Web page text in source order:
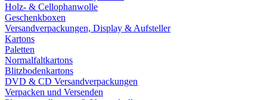
Holz- & Cellophanwolle
Geschenkboxen
Versandverpackungen, Display & Aufsteller
Kartons
Paletten
Normalfaltkartons
Blitzbodenkartons
DVD & CD Versandverpackungen
Verpacken und Versenden